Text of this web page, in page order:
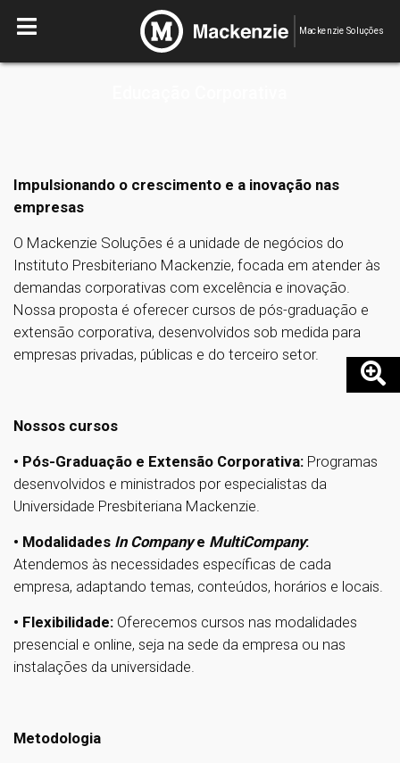
Mackenzie Soluções
Impulsionando o crescimento e a inovação nas
empresas
O Mackenzie Soluções é a unidade de negócios do
Instituto Presbiteriano Mackenzie, focada em atender às
demandas corporativas com excelência e inovação.
Nossa proposta é oferecer cursos de pós-graduação e
extensão corporativa, desenvolvidos sob medida para
empresas privadas, públicas e do terceiro setor.
Nossos cursos
• Pós-Graduação e Extensão Corporativa: Programas
desenvolvidos e ministrados por especialistas da
Universidade Presbiteriana Mackenzie.
• Modalidades In Companye MultiCompany:
Atendemos às necessidades específicas de cada
empresa, adaptando temas, conteúdos, horários e locais.
• Flexibilidade: Oferecemos cursos nas modalidades
presencial e online, seja na sede da empresa ou nas
instalações da universidade.
Metodologia